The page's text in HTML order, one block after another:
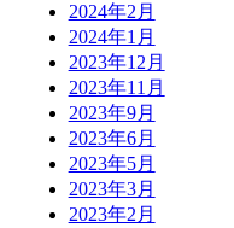
2024年2月
2024年1月
2023年12月
2023年11月
2023年9月
2023年6月
2023年5月
2023年3月
2023年2月